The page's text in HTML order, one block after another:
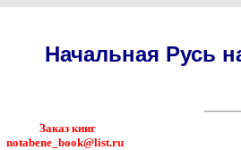
Начальная Русь
Заказ книг
notabene_book@list.ru